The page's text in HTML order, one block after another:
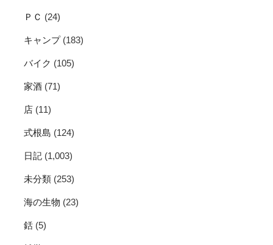
ＰＣ (24)
キャンプ(183)
バイク (105)
家酒 (71)
店 (11)
式根島 (124)
日記 (1,003)
未分類 (253)
海の生物 (23)
銛 (5)